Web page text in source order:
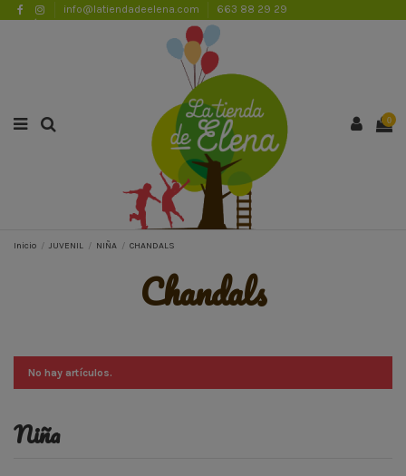
info@latiendadeelena.com
663 88 29 29
ENVÍOS GRATUITOS A PARTIR DE 50€
0
Inicio JUVENIL NIÑA CHANDALS
chandals
No hay artículos.
niña